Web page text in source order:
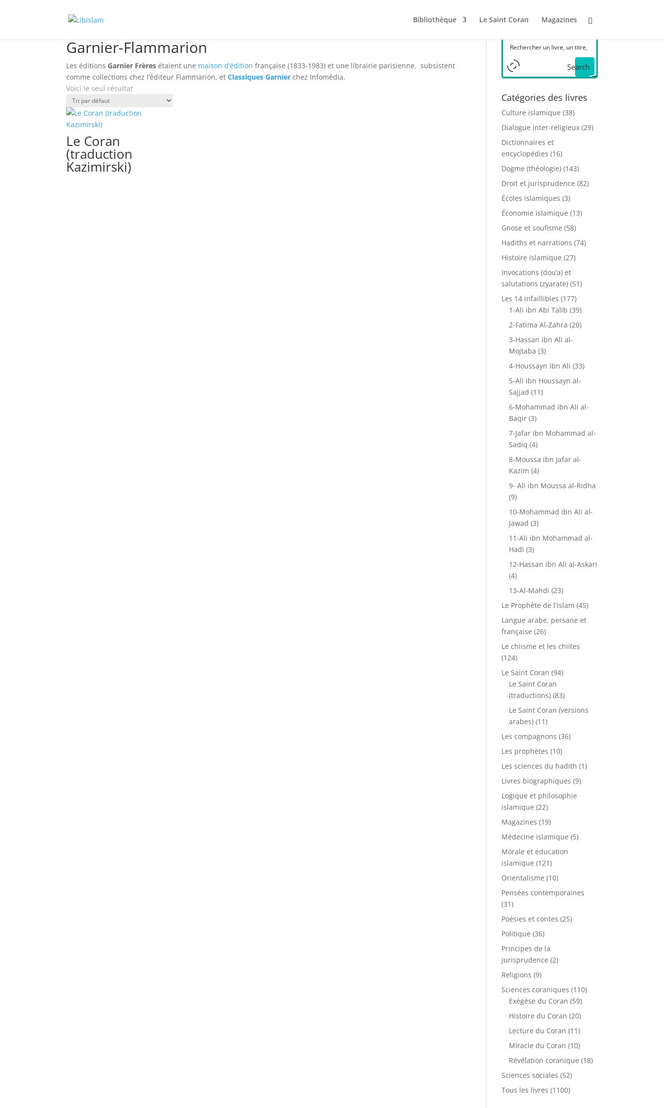
Bibliothèque Le Saint Coran
Magazines
Garnier-Flammarion
Les éditions Garnier Frères étaient une maison d’édition française (1833-1983) et une librairie parisienne. subsistent
comme collections chez l’éditeur Flammarion, etClassiques Garnier chez Infomédia.
Voici le seul résultat
Le Coran
(traduction
Kazimirski)
Search
Catégories des livres
Culture islamique (38)
Dialogue inter-religieux (29)
Dictionnaires et
encyclopédies (16)
Dogme (théologie) (143)
Droit et jurisprudence (82)
Écoles islamiques (3)
Économie islamique (13)
Gnose et soufisme (58)
Hadiths et narrations (74)
Histoire islamique (27)
Invocations (dou’a) et
salutations (zyarate) (51)
Les 14 infaillibles (177)
1-Ali ibn Abi Talib (39)
2-Fatima Al-Zahra (20)
3-Hassan ibn Ali al-
Mojtaba (3)
4-Houssayn ibn Ali (33)
5-Ali ibn Houssayn al-
Sajjad (11)
6-Mohammad ibn Ali al-
Baqir (3)
7-Jafar ibn Mohammad al-
Sadiq (4)
8-Moussa ibn Jafar al-
Kazim (4)
9- Ali ibn Moussa al-Ridha
(9)
10-Mohammad ibn Ali al-
Jawad (3)
11-Ali ibn Mohammad al-
Hadi (3)
12-Hassan ibn Ali al-Askari
(4)
13-Al-Mahdi (23)
Le Prophète de l'islam (45)
Langue arabe, persane et
française (26)
Le chiisme et les chiites
(124)
Le Saint Coran (94)
Le Saint Coran
(traductions) (83)
Le Saint Coran (versions
arabes) (11)
Les compagnons (36)
Les prophètes (10)
Les sciences du hadith (1)
Livres biographiques (9)
Logique et philosophie
islamique (22)
Magazines (19)
Médecine islamique (5)
Morale et éducation
islamique (121)
Orientalisme (10)
Pensées contemporaines
(31)
Poésies et contes (25)
Politique (36)
Principes de la
jurisprudence (2)
Religions (9)
Sciences coraniques (110)
Exégèse du Coran (59)
Histoire du Coran (20)
Lecture du Coran (11)
Miracle du Coran (10)
Révélation coranique (18)
Sciences sociales (52)
Tous les livres (1100)